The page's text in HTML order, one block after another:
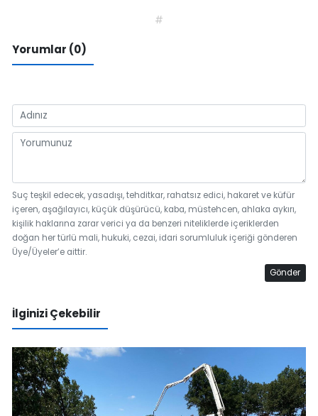
#
Yorumlar (0)
Suç teşkil edecek, yasadışı, tehditkar, rahatsız edici, hakaret ve küfür
içeren, aşağılayıcı, küçük düşürücü, kaba, müstehcen, ahlaka aykırı,
kişilik haklarına zarar verici ya da benzeri niteliklerde içeriklerden
doğan her türlü mali, hukuki, cezai, idari sorumluluk içeriği gönderen
Üye/Üyeler’e aittir.
Gönder
İlginizi Çekebilir